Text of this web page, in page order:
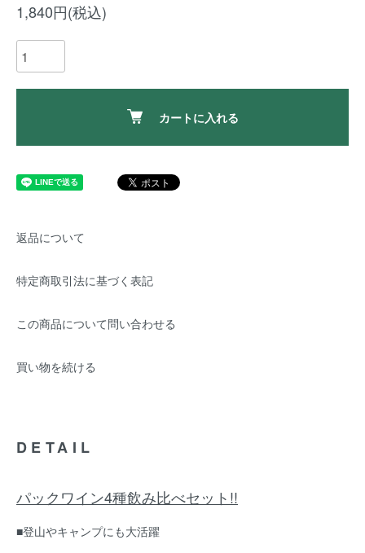
1,840円(税込)
カートに入れる
返品について
特定商取引法に基づく表記
この商品について問い合わせる
買い物を続ける
DETAIL
パックワイン4種飲み比べセット!!
■登山やキャンプにも大活躍